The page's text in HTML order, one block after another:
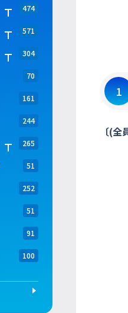
474
571
304
70
161
244
265
51
252
51
91
100
1
〔(